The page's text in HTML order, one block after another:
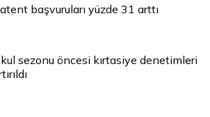
başvuruları yüzde 31 arttı
sezonu öncesi kırtasiye denetimleri